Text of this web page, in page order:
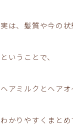
実は、髪質や今の状
ということで、
ヘアミルクとヘア
わかりやすくまとめ